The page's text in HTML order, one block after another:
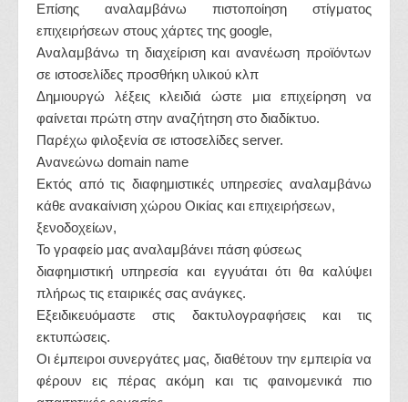
Επίσης αναλαμβάνω πιστοποίηση στίγματος
επιχειρήσεων στους χάρτες της google,
Αναλαμβάνω τη διαχείριση και ανανέωση προϊόντων
σε ιστοσελίδες προσθήκη υλικού κλπ
Δημιουργώ λέξεις κλειδιά ώστε μια επιχείρηση να
φαίνεται πρώτη στην αναζήτηση στο διαδίκτυο.
Παρέχω φιλοξενία σε ιστοσελίδες server.
Ανανεώνω domain name
Εκτός από τις διαφημιστικές υπηρεσίες αναλαμβάνω
κάθε ανακαίνιση χώρου Οικίας και επιχειρήσεων,
ξενοδοχείων,
Το γραφείο μας αναλαμβάνει πάση φύσεως
διαφημιστική υπηρεσία και εγγυάται ότι θα καλύψει
πλήρως τις εταιρικές σας ανάγκες.
Εξειδικευόμαστε στις δακτυλογραφήσεις και τις
εκτυπώσεις.
Οι έμπειροι συνεργάτες μας, διαθέτουν την εμπειρία να
φέρουν εις πέρας ακόμη και τις φαινομενικά πιο